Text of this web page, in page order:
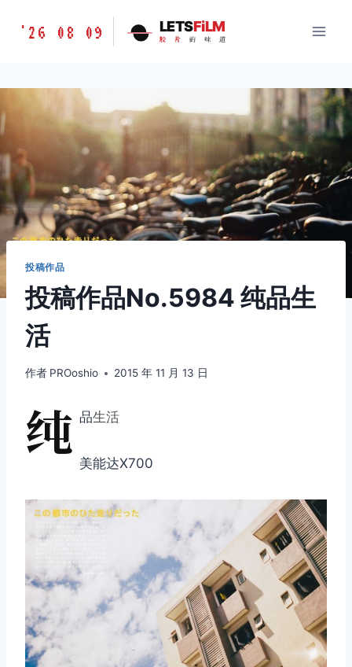
胶
味
道
LETSFILM
'26 08 09 LETSFiLM
胶 片 的 味 道
投稿作品
投稿作品No.5984 纯品生
活
作者 PROoshio 2015 年 11 月 13 日
纯 品生活
美能达X700